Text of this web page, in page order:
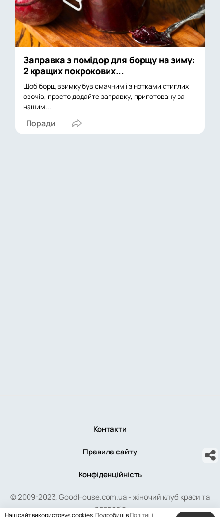
Заправка з помідор для борщу на зиму:
2 кращих покрокових...
Щоб борщ взимку був смачним і з нотками стиглих
овочів, просто додайте заправку, приготовану за
нашим...
Поради
© 2009-2023, GoodHouse.com.ua - жіночий клуб краси та
здоров'я
Контакти
Правила сайту
Конфіденційність
Наш сайт використовує cookies. Подробиці вПолітиці